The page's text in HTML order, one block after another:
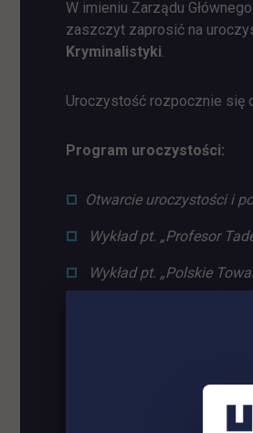
W imieniu Zarządu
zaszczyt zaprosić na
Kryminalistyki
Uroczystość rozpocznie się
Program uroczystości:
Otwarcie uroczystości i
Wykład pt. „Profesor
Wykład pt. „Polskie
Wykład pt. „Przepis na
kierownik Katedry